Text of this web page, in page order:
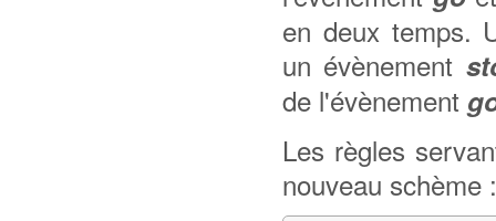
en deux temps.
un évènement
de l'évènement
Les règles
nouveau schème :